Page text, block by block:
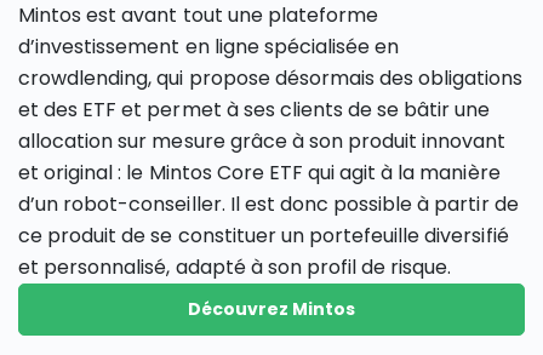
Mintos est avant tout une plateforme
d’investissement en ligne spécialisée en
crowdlending, qui propose désormais des obligations
et des ETF et permet à ses clients de se bâtir une
allocation sur mesure grâce à son produit innovant
et original : le Mintos Core ETF qui agit à la manière
d’un robot-conseiller. Il est donc possible à partir de
ce produit de se constituer un portefeuille diversifié
et personnalisé, adapté à son profil de risque.
Découvrez Mintos